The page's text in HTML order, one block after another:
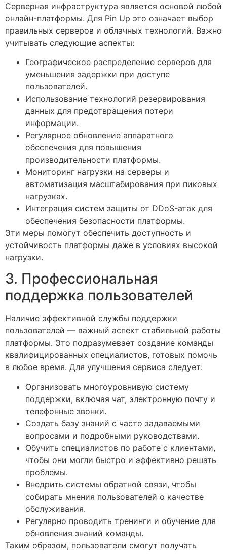
Серверная инфраструктура является основой любой
онлайн-платформы. Для Pin Up это означает выбор
правильных серверов и облачных технологий. Важно
учитывать следующие аспекты:
Географическое распределение серверов для
уменьшения задержки при доступе
пользователей.
Использование технологий резервирования
данных для предотвращения потери
информации.
Регулярное обновление аппаратного
обеспечения для повышения
производительности платформы.
Мониторинг нагрузки на серверы и
автоматизация масштабирования при пиковых
нагрузках.
Интеграция систем защиты от DDoS-атак для
обеспечения безопасности платформы.
Эти меры помогут обеспечить доступность и
устойчивость платформы даже в условиях высокой
нагрузки.
3. Профессиональная
поддержка пользователей
Наличие эффективной службы поддержки
пользователей — важный аспект стабильной работы
платформы. Это подразумевает создание команды
квалифицированных специалистов, готовых помочь
в любое время. Для улучшения сервиса следует:
Организовать многоуровнивую систему
поддержки, включая чат, электронную почту и
телефонные звонки.
Создать базу знаний с часто задаваемыми
вопросами и подробными руководствами.
Обучить специалистов по работе с клиентами,
чтобы они могли быстро и эффективно решать
проблемы.
Внедрить системы обратной связи, чтобы
собирать мнения пользователей о качестве
обслуживания.
Регулярно проводить тренинги и обучение для
обновления знаний команды.
Таким образом, пользователи смогут получать